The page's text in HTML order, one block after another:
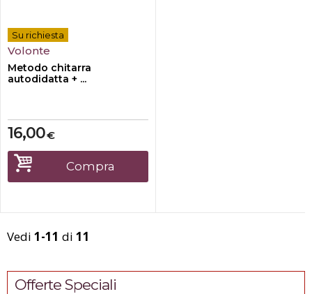
Su richiesta
Volonte
Metodo chitarra
autodidatta + ...
€
16,00
Compra
Vedi 1-11 di 11
Offerte Speciali